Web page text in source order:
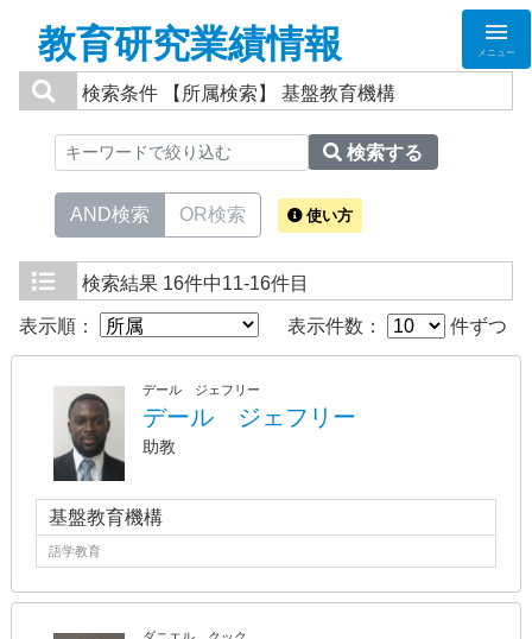
教育研究業績情報 メニュー
検索条件 【所属検索】 基盤教育機構
検索する
AND検索 OR検索 使い方
検索結果 16件中11-16件目
表示順： 表示件数： 件ずつ
デール ジェフリー
デール ジェフリー
助教
基盤教育機構
語学教育